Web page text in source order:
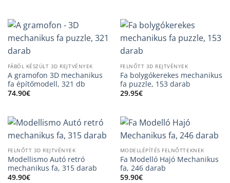
FÁBÓL KÉSZÜLT 3D REJTVÉNYEK
A gramofon 3D mechanikus
fa építőmodell, 321 db
74.90€
FELNŐTT 3D REJTVÉNYEK
Fa bolygókerekes mechanikus
fa puzzle, 153 darab
29.95€
FELNŐTT 3D REJTVÉNYEK
Modellismo Autó retró
mechanikus fa, 315 darab
49.90€
MODELLÉPÍTÉS FELNŐTTEKNEK
Fa Modelló Hajó Mechanikus
fa, 246 darab
59.90€